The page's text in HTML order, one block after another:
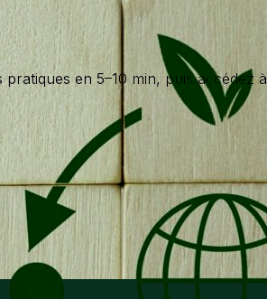
pratiques en 5–10 min, puis accédez